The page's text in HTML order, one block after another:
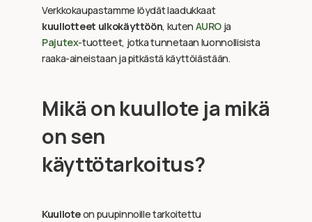
Verkkokaupastamme löydät laadukkaat
kuullotteet ulkokäyttöön, kuten AURO ja
Pajutex-tuotteet, jotka tunnetaan luonnollisista
raaka-aineistaan ja pitkästä käyttöiästään.
Mikä on kuullote ja mikä
on sen
käyttötarkoitus?
Kuulloteon puupinnoille tarkoitettu